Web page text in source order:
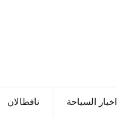
نافطالان اخبار السياحة